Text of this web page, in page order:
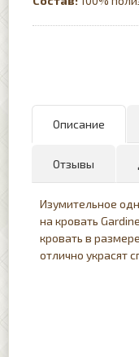
Описание
Отзывы
Изумительное
на кровать
кровать в
отлично украсят